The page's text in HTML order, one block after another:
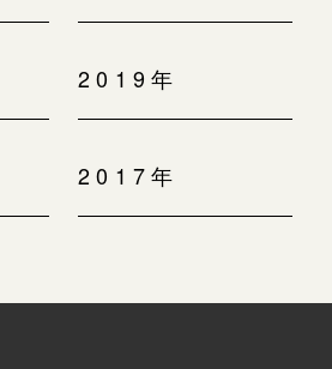
2019年
2017年